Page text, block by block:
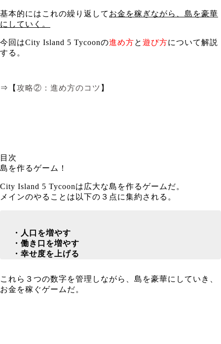
基本的にはこれの繰り返して お金を稼ぎながら、島を豪華
にしていく。
今回はCity Island 5 Tycoonの進め方と 遊び方について解説
する。
⇒【 攻略②：進め方のコツ 】
目次
島を作るゲーム！
City Island 5 Tycoonは広大な島を作るゲームだ。
メインのやることは以下の３点に集約される。
・人口を増やす
・働き口を増やす
・幸せ度を上げる
これら３つの数字を管理しながら、島を豪華にしていき、
お金を稼ぐゲームだ。